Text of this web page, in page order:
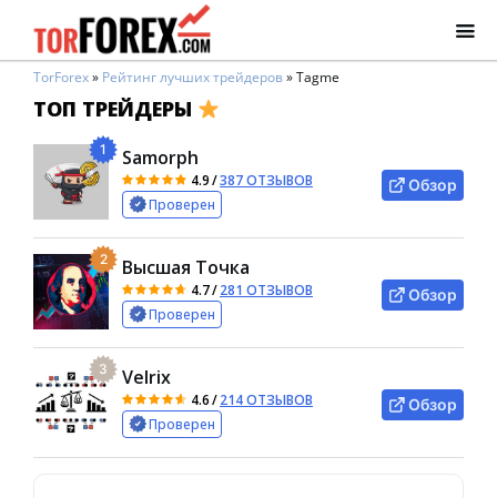
TorForex» Рейтинг лучших трейдеров»Tagme
ТОП ТРЕЙДЕРЫ
1 Samorph
4.9/387 ОТЗЫВОВ
Проверен
Обзор
2 Высшая Точка
4.7/281 ОТЗЫВОВ
Проверен
Обзор
3 Velrix
4.6/214 ОТЗЫВОВ
Проверен
Обзор